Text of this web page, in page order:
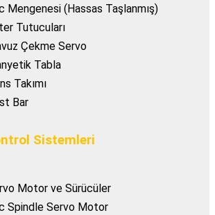
Mengenesi (Hassas Taşlanmış)
Tutucuları
Çekme Servo
Tabla
Takımı
Bar
Sistemleri
Motor ve Sürücüler
Spindle Servo Motor